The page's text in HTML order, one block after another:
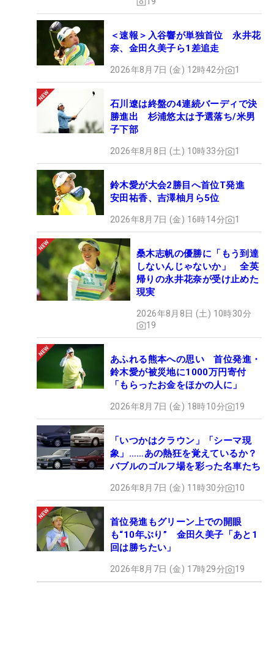
＜速報＞入谷響が単独首位 永井花
奈、金田久美子ら1差追走
2026年8月7日 (金) 12時42分 1
石川遼は終盤の4連続バーディで決
勝進出 杉浦悠太は予選落ち/米男
子下部
2026年8月8日 (土) 10時33分 1
鈴木愛が大会2勝目へ首位T発進
安田祐香、吉澤柚月ら5位
2026年8月7日 (金) 16時14分 1
桑木志帆の優勝に「もう到達
しないんじゃないか」 全英
帰りの永井花奈が受け止めた
現実
2026年8月8日 (土) 10時30分
19
あふれる熊本への思い 首位発進・
鈴木愛が被災地に1000万円寄付
「もらったお金をほかの人に」
2026年8月7日 (金) 18時10分 19
「いつかはクラウン」「シーマ現
象」……あの熱狂を覚えているか？
バブルのゴルフ場を彩った名車たち
2026年8月7日 (金) 11時30分 10
首位発進もグリーン上での開眼
も“10年ぶり” 金田久美子「あと1
回は勝ちたい」
2026年8月7日 (金) 17時29分 19